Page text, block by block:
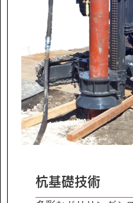
ニュース
お問い合わせ
採用情報
営業カタログ
杭基礎技術